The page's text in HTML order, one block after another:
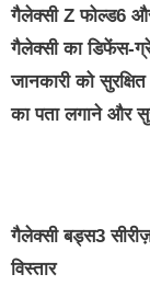
गैलेक्सी Z फोल्ड6
गैलेक्सी का डिफेंस-
जानकारी को
का पता लगाने और
गैलेक्सी बड्स3
विस्तार